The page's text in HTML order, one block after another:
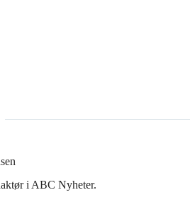
i ABC Nyheter.